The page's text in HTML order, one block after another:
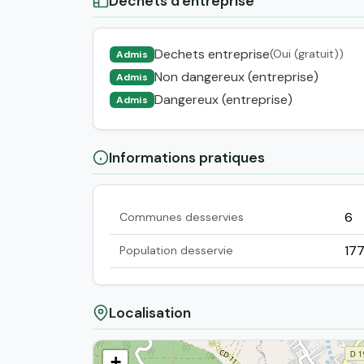
Admis Dechets entreprise(Oui (gratuit))
Admis Non dangereux (entreprise)
Admis Dangereux (entreprise)
Informations pratiques
Communes desservies 6
Population desservie
Localisation